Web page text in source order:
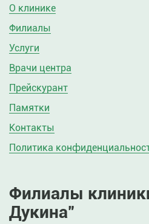
О клинике
Филиалы
Услуги
Врачи центра
Прейскурант
Памятки
Контакты
Политика
Филиалы
Дукина”